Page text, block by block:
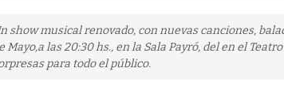
show musical renovado, con nuevas canciones,
Mayo,a las 20:30 hs., en la Sala Payró, del en el
para todo el público.